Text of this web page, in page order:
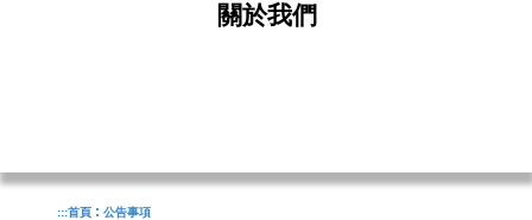
關於我們
:::首頁 : 公告事項